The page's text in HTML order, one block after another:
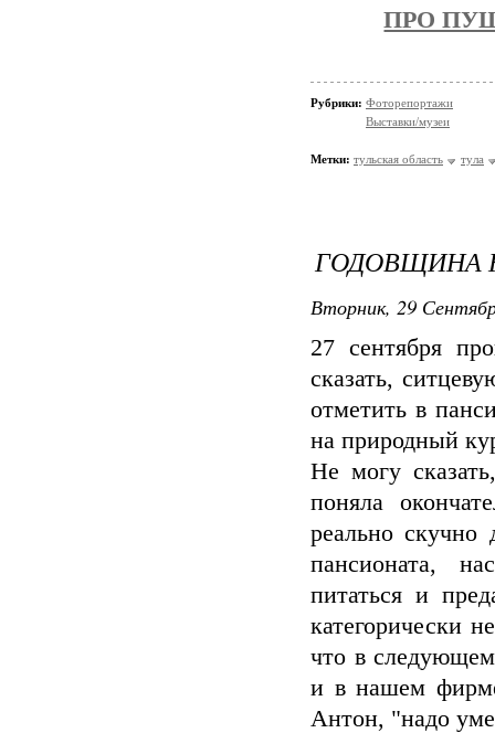
ПРО
Рубрики: Фоторепортажи
Выставки/музеи
Метки: тульская область тула
ГОДОВЩИНА
Вторник, 29
27 сентября
сказать,
отметить в
на природный
Не могу
поняла
реально скучно
пансионата,
питаться и
категорически
что в
и в нашем
Антон, "надо